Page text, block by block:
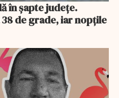
în șapte județe.
de grade, iar nopțile